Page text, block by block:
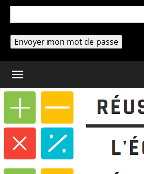
Coloriage Coloriage
dessins à imprimer PDF
Coloriage
dessins à